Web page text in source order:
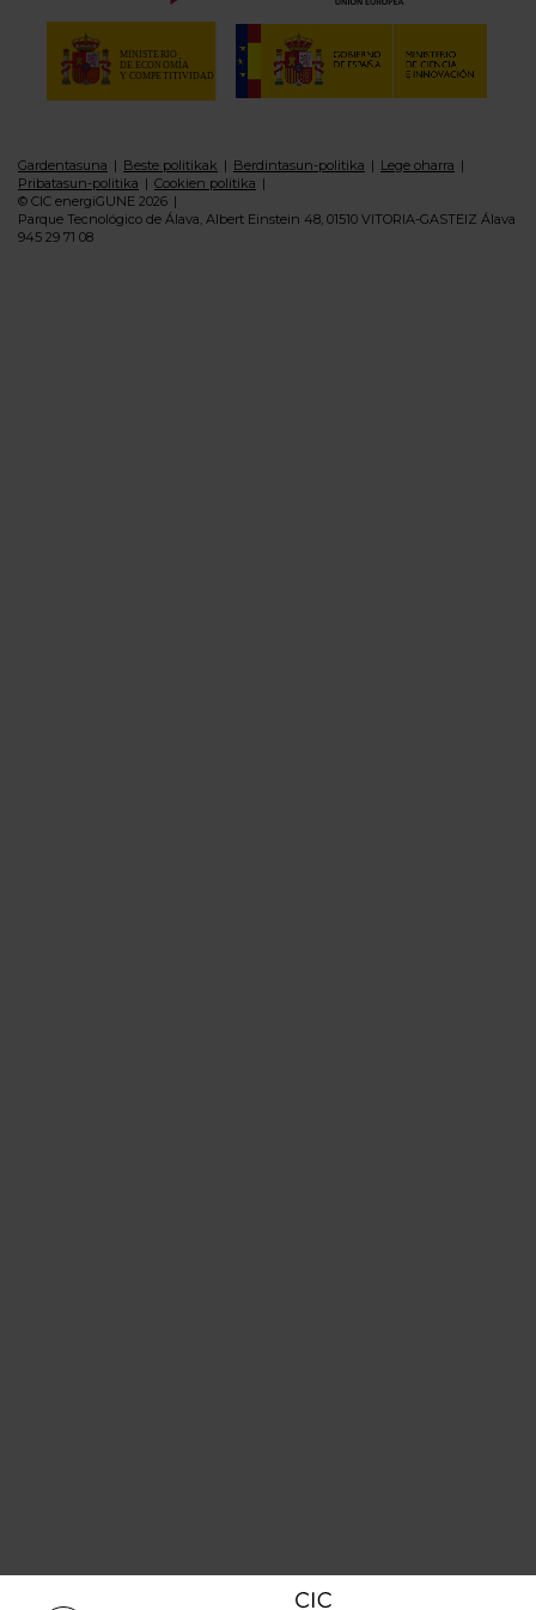
Gardentasuna Beste politikak Berdintasun-politika
Lege oharra
Pribatasun-politika
Cookien politika
© CIC energiGUNE 2026
Parque Tecnológico de Álava, Albert Einstein 48, 01510 VITORIA-GASTEIZ Álava
945 29 71 08